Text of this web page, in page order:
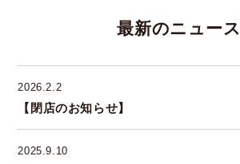
最新のニュース
2026.2.2
【閉店のお知らせ】
2025.9.10